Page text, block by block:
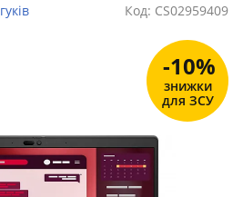
Код: CS02959409
-10%
знижки
для ЗСУ